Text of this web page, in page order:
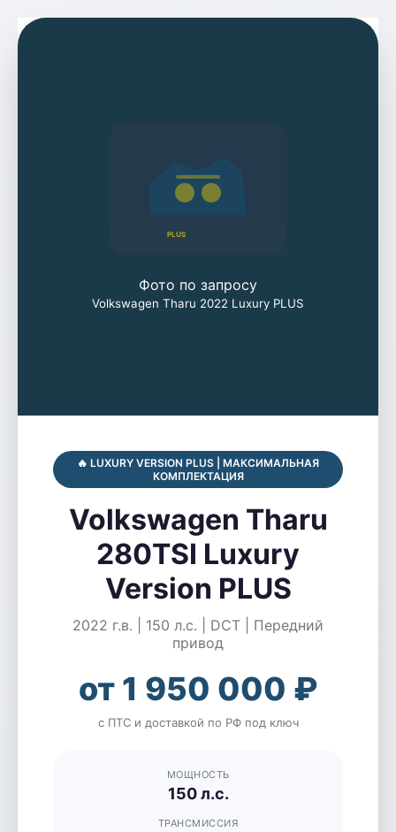
PLUS
Фото по запросу
Volkswagen Tharu 2022 Luxury PLUS
🔥 LUXURY VERSION PLUS | МАКСИМАЛЬНАЯ
КОМПЛЕКТАЦИЯ
Volkswagen Tharu
280TSI Luxury
Version PLUS
2022 г.в. | 150 л.с. | DCT | Передний
привод
от 1 950 000 ₽
с ПТС и доставкой по РФ под ключ
МОЩНОСТЬ
150 л.с.
ТРАНСМИССИЯ